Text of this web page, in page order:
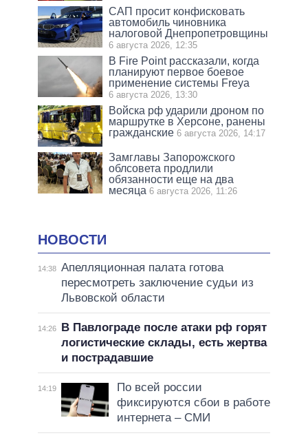
САП просит конфисковать
автомобиль чиновника
налоговой Днепропетровщины
6 августа 2026, 12:35
В Fire Point рассказали, когда
планируют первое боевое
применение системы Freya
6 августа 2026, 13:30
Войска рф ударили дроном по
маршрутке в Херсоне, ранены
гражданские 6 августа 2026, 14:17
Замглавы Запорожского
облсовета продлили
обязанности еще на два
месяца 6 августа 2026, 11:26
НОВОСТИ
14:38 Апелляционная палата готова
пересмотреть заключение судьи из
Львовской области
14:26
В Павлограде после атаки рф горят
логистические склады, есть жертва
и пострадавшие
14:19
По всей россии
фиксируются сбои в работе
интернета – СМИ